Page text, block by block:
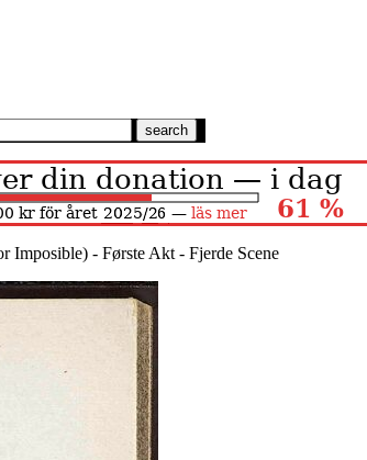
Imposible) - Første Akt - Fjerde Scene